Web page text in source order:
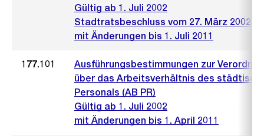
Gültig ab 1. Juli 2002
Stadtratsbeschluss vom 27. März 2002
mit Änderungen bis 1. Juli 2011
177.101
Ausführungsbestimmungen zur
über das Arbeitsverhältnis des
Personals (AB PR)
Gültig ab 1. Juli 2002
mit Änderungen bis 1. April 2011